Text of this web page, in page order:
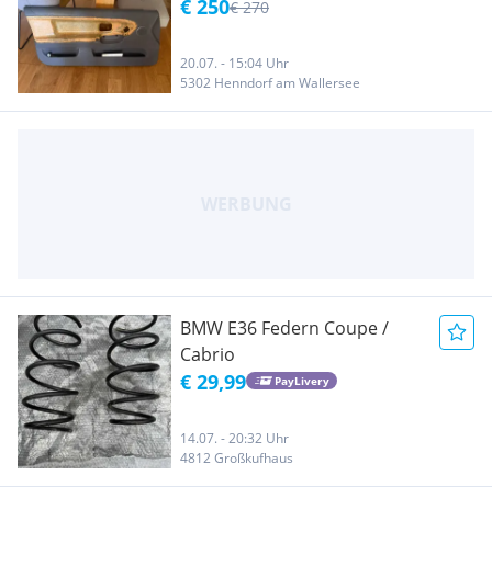
€ 250€ 270
20.07. - 15:04 Uhr
5302 Henndorf am Wallersee
BMW E36 Federn Coupe /
Cabrio
€ 29,99 PayLivery
14.07. - 20:32 Uhr
4812 Großkufhaus